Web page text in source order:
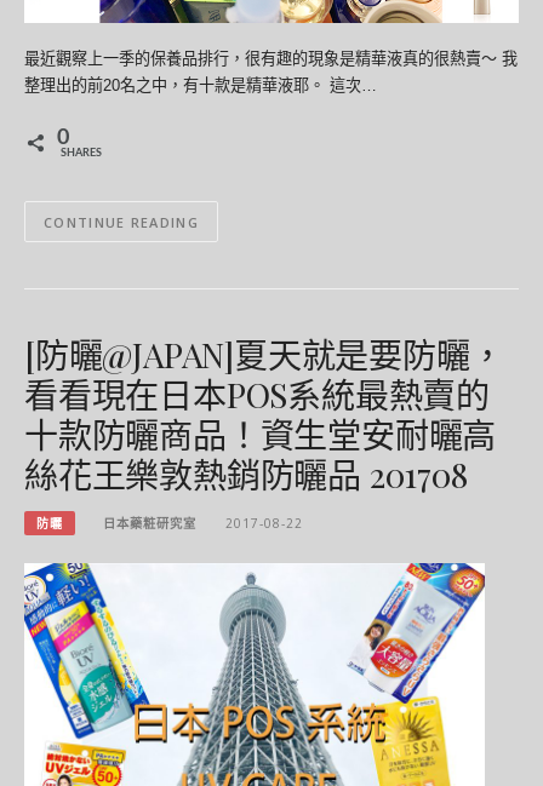
最近觀察上一季的保養品排行，很有趣的現象是精華液真的很熱賣～ 我
整理出的前20名之中，有十款是精華液耶。 這次…
0
SHARES
CONTINUE READING
[防曬@JAPAN]夏天就是要防曬，
看看現在日本POS系統最熱賣的
十款防曬商品！資生堂安耐曬高
絲花王樂敦熱銷防曬品 201708
防曬 日本藥粧研究室 2017-08-22